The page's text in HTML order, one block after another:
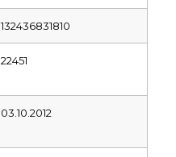
132436831810
22451
03.10.2012